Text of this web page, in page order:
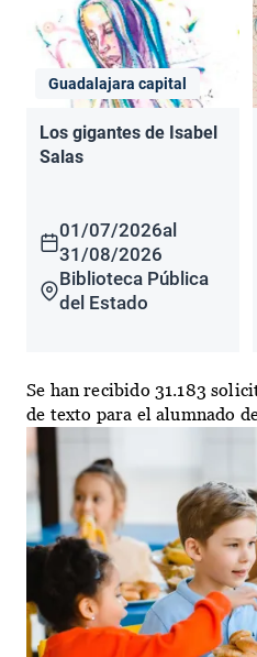
Guadalajara capital
Los gigantes de Isabel
Salas
01/07/2026al
31/08/2026
Biblioteca Pública
del Estado
Se han recibido 31.183
de texto para el alumnado